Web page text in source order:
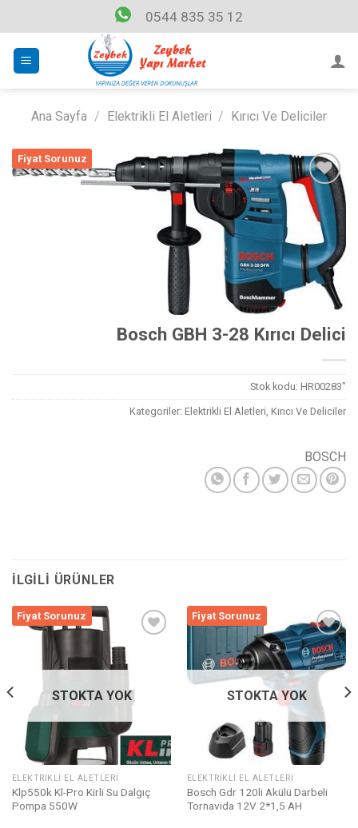
to
content
0544 835 35 12
Ana Sayfa / Elektrikli El Aletleri / Kırıcı Ve Deliciler
Listeme
Ekle
Fiyat Sorunuz
Bosch GBH 3-28 Kırıcı Delici
Stok kodu: HR00283"
Kategoriler: Elektrikli El Aletleri, Kırıcı Ve Deliciler
BOSCH
İLGILI ÜRÜNLER
Fiyat Sorunuz
STOKTA YOK
ELEKTRIKLI EL ALETLERI
Klp550k Kl-Pro Kirli Su Dalgıç
Pompa 550W
Fiyat Sorunuz
Listeme
Ekle
STOKTA YOK
ELEKTRIKLI EL ALETLERI
Bosch Gdr 120li Akülü Darbeli
Tornavida 12V 2*1,5 AH